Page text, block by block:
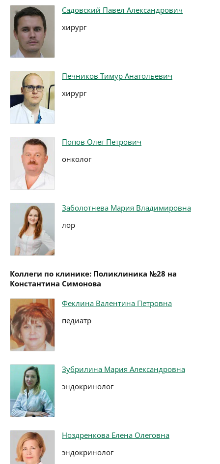
Садовский Павел Александрович
хирург
Печников Тимур Анатольевич
хирург
Попов Олег Петрович
онколог
Заболотнева Мария Владимировна
лор
Коллеги по клинике: Поликлиника №28 на
Константина Симонова
Феклина Валентина Петровна
педиатр
Зубрилина Мария Александровна
эндокринолог
Ноздренкова Елена Олеговна
эндокринолог